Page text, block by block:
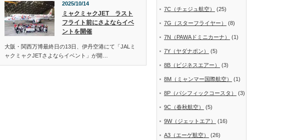
2025/10/14
ミャクミャクJET ラスト
フライト前にさよならイベ
ントを開催
大阪・関西万博最終日の13日、伊丹空港にて「JALミ
ャクミャクJETさよならイベント」が開…
7C（チェジュ航空） (25)
7G（スターフライヤー） (8)
7N（PAWAドミニカーナ） (1)
7Y（ヤダナポン） (5)
8B（ビジネスエアー） (3)
8M（ミャンマー国際航空） (1)
8P（パシフィックコースタ） (3)
9C（春秋航空） (5)
9W（ジェットエア） (16)
A3（エーゲ航空） (26)